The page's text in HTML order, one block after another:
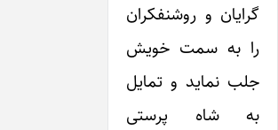
گرایان و روشنفکران
را به سمت خویش
جلب نماید و تمایل
به شاه پرستی